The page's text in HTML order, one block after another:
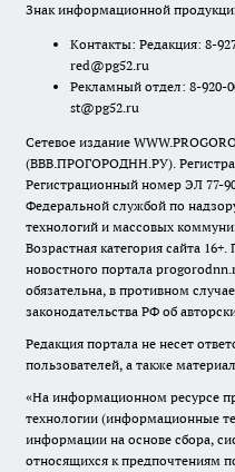
Знак информационной
Контакты: Редакция: 8-
red@pg52.ru
Рекламный отдел: 8-920-
st@pg52.ru
Сетевое издание
(ВВВ.ПРОГОРОДНН.РУ).
Регистрационный номер ЭЛ 77-
Федеральной службой по
технологий и массовых
Возрастная категория сайта
новостного портала
обязательна, в противном
законодательства РФ об
Редакция портала не несет
пользователей, а также
«На информационном ресурсе
технологии (информационные
информации на основе сбора,
относящихся к предпочтениям